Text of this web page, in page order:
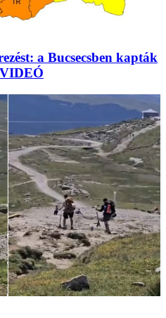
a Bucsecsben kapták